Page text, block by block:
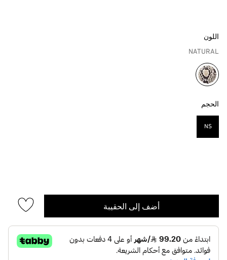
اللون
NATURAL
مختار
الحجم
NS
أضف إلى الحقيبة